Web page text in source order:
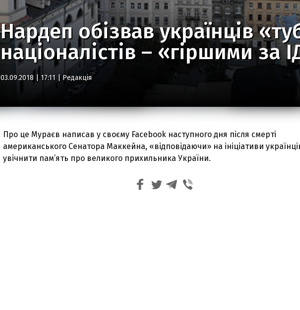
Нардеп обізвав українців
націоналістів – «гіршими за
03.09.2018 | 17:11 | Редакція
Про це Мураєв написав у своєму Facebook наступного дня після смерті
американського Сенатора Маккейна, «відповідаючи» на ініціативи
увічнити пам’ять про великого прихильника України.